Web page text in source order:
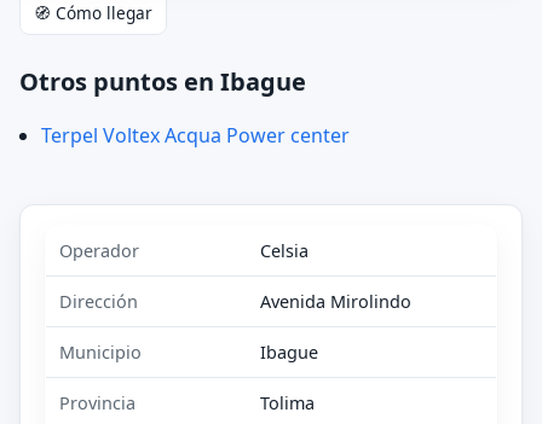
🧭 Cómo llegar
Otros puntos en Ibague
Terpel Voltex Acqua Power center
Operador Celsia
Dirección Avenida Mirolindo
Municipio Ibague
Provincia Tolima